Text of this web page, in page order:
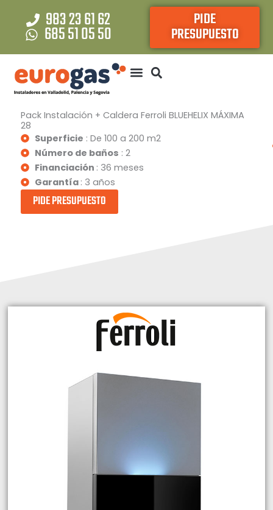
contenido
983 23 61 62
685 51 05 50
PIDE
PRESUPUESTO
Pack Instalación + Caldera Ferroli BLUEHELIX MÁXIMA
28
Superficie : De 100 a 200 m2
Número de baños : 2
Financiación : 36 meses
Garantía : 3 años
PIDE PRESUPUESTO